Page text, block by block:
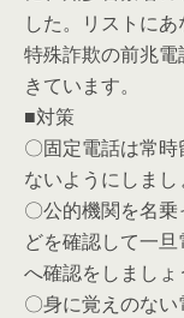
した。リストに
特殊詐欺の前兆
きています。
■対策
〇固定電話は常
ないようにしまし
〇公的機関を名
どを確認して一
へ確認をしましょ
〇身に覚えのない